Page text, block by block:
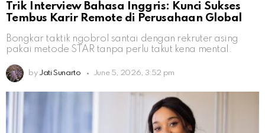
Trik Interview Bahasa Inggris: Kunci Sukses
Tembus Karir Remote di Perusahaan Global
Bongkar taktik ngobrol santai dengan rekruter asing
pakai metode STAR tanpa perlu takut kena mental.
by Jati Sunarto June 5, 2026, 3:52 pm